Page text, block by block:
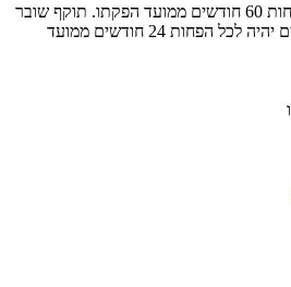
תוקף שובר כספי הינו לכל הפחות 60 חודשים ממועד הפקתו. תוקף שובר
לרכישת מוצר או שירות מסויים יהיה לכל הפחות 24 חודשים ממועד